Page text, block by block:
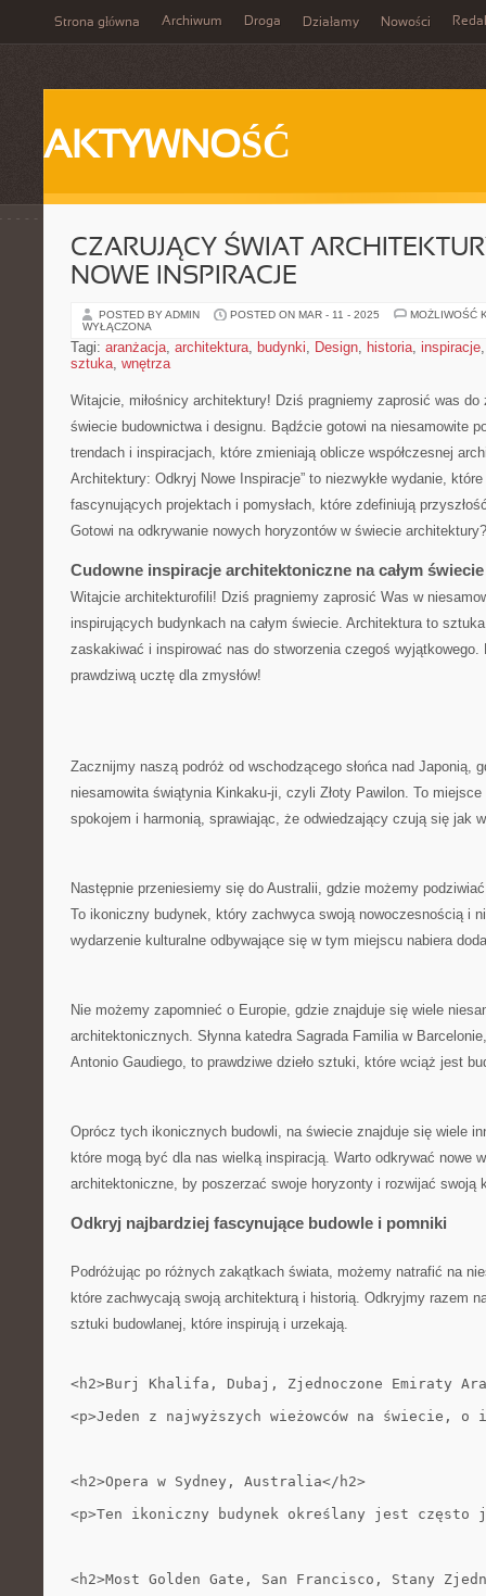
Strona główna Archiwum Droga Działamy Nowości
AKTYWNOŚĆ
CZARUJĄCY ŚWIAT
NOWE INSPIRACJE
POSTED BY ADMIN POSTED ON MAR - 11 - 2025
MOŻLIWOŚĆ
WYŁĄCZONA
Tagi: aranżacja, architektura, budynki, Design, historia, inspiracje
sztuka, wnętrza
Witajcie, miłośnicy architektury! Dziś pragniemy zaprosić⁢ was
świecie​ budownictwa i designu. Bądźcie⁢ gotowi na niesamowite
trendach i inspiracjach, które zmieniają oblicze⁤ współczesnej⁣
Architektury: Odkryj Nowe Inspiracje” to niezwykłe wydanie,
fascynujących projektach i pomysłach, które ​zdefiniują
Gotowi na odkrywanie nowych horyzontów w świecie
Cudowne‍ inspiracje architektoniczne na całym świecie
Witajcie architekturofili! Dziś pragniemy⁤ zaprosić‍ Was w⁤
inspirujących⁢ budynkach ‍na całym świecie.‍ Architektura to‍
zaskakiwać i inspirować nas‍ do stworzenia czegoś wyjątkowego.
prawdziwą ucztę dla ​zmysłów!
Zacznijmy​ naszą​ podróż od ⁣wschodzącego słońca nad Japonią,
niesamowita świątynia Kinkaku-ji, czyli Złoty Pawilon. To miejsce
spokojem i harmonią, sprawiając, że odwiedzający czują się jak
Następnie przeniesiemy się do Australii, gdzie możemy
‌To ikoniczny budynek, który zachwyca‍ swoją nowoczesnością i
wydarzenie kulturalne odbywające się w tym miejscu nabiera
Nie możemy​ zapomnieć o Europie, gdzie znajduje się wiele
architektonicznych. Słynna katedra Sagrada‍ Familia‍ w
Antonio Gaudiego, ​to prawdziwe ‍dzieło ⁣sztuki, które ‌wciąż jest
Oprócz tych ikonicznych budowli, na świecie znajduje⁢ się wiele
które mogą być dla nas wielką inspiracją. Warto odkrywać nowe
architektoniczne,‌ by⁢ poszerzać ⁣swoje horyzonty i‌ rozwijać swoją
Odkryj najbardziej fascynujące budowle i pomniki
Podróżując po ‍różnych zakątkach świata, możemy natrafić na
które zachwycają⁤ swoją architekturą ‌i⁢ historią. Odkryjmy razem
sztuki budowlanej, które inspirują ⁣i urzekają.
<h2>Burj Khalifa, Dubaj, Zjednoczone Emiraty
<p>Jeden z najwyższych wieżowców na świecie,
<h2>Opera w Sydney, Australia</h2>
<p>Ten ikoniczny budynek określany jest często
<h2>Most Golden Gate, San Francisco, Stany